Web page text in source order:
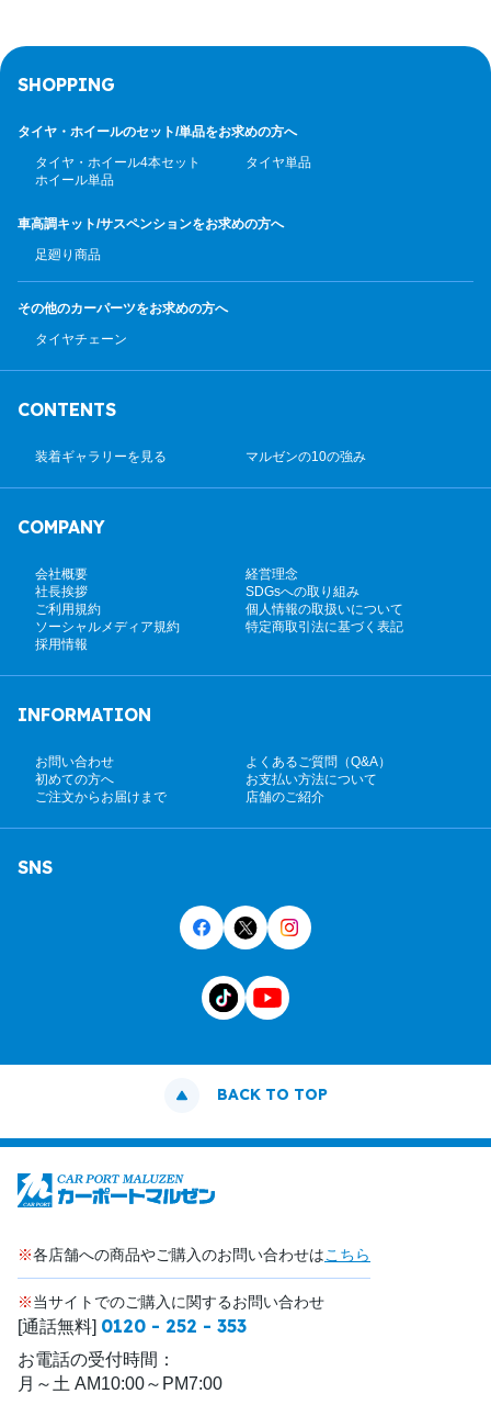
SHOPPING
タイヤ・ホイールのセット/単品をお求めの方へ
タイヤ・ホイール4本セット
タイヤ単品
ホイール単品
車高調キット/サスペンションをお求めの方へ
足廻り商品
その他のカーパーツをお求めの方へ
タイヤチェーン
CONTENTS
装着ギャラリーを見る マルゼンの10の強み
COMPANY
会社概要
経営理念
社長挨拶
SDGsへの取り組み
ご利用規約
個人情報の取扱いについて
ソーシャルメディア規約
特定商取引法に基づく表記
採用情報
INFORMATION
お問い合わせ
よくあるご質問（Q&A）
初めての方へ
お支払い方法について
ご注文からお届けまで
店舗のご紹介
SNS
BACK TO TOP
※各店舗への商品やご購入のお問い合わせはこちら
※当サイトでのご購入に関するお問い合わせ
[通話無料] 0120 - 252 - 353
お電話の受付時間：
月～土 AM10:00～PM7:00